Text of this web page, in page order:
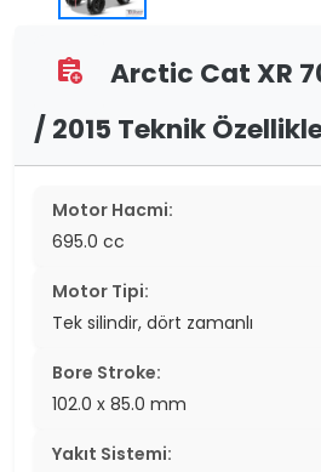
assignment_add
Arctic Cat XR
/ 2015 Teknik
Motor Hacmi:
695.0 cc
Motor Tipi:
Tek silindir, dört zamanlı
Bore Stroke:
102.0 x 85.0 mm
Yakıt Sistemi: